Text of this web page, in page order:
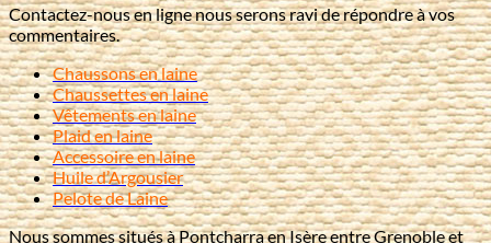
Contactez-nous en ligne nous serons ravi de répondre à vos
commentaires.
Chaussons en laine
Chaussettes en laine
Vêtements en laine
Plaid en laine
Accessoire en laine
Huile d’Argousier
Pelote de Laine
Nous sommes situés à Pontcharra en Isère entre Grenoble et